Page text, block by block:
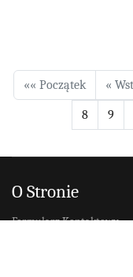
8 9
O Stronie
Formularz Kontaktowy